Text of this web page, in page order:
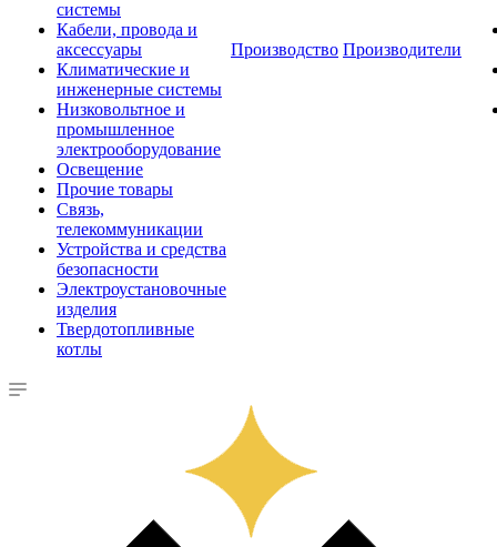
системы
Кабели, провода и
аксессуары
Климатические и
инженерные системы
Низковольтное и
промышленное
электрооборудование
Освещение
Прочие товары
Связь,
телекоммуникации
Устройства и средства
безопасности
Электроустановочные
изделия
Твердотопливные
котлы
Производство Производители